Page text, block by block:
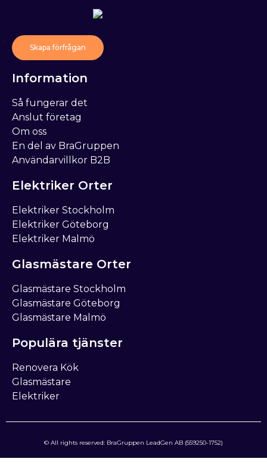
Populära tjänster
Renovera Kök
Glasmästare
Elektriker
Glasmästare Orter
Glasmästare Stockholm
Glasmästare Göteborg
Glasmästare Malmö
Elektriker Orter
Elektriker Stockholm
Elektriker Göteborg
Elektriker Malmö
Information
Så fungerar det
Anslut företag
Om oss
En del av BraGruppen
Användarvillkor B2B
Skapa förfrågan
© All rights reserved: BraGruppen LeadGen AB (559250-1752)